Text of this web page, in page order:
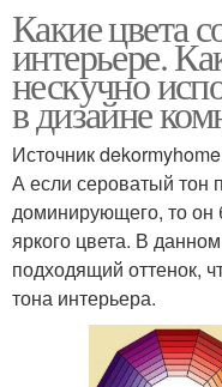
Какие цвета
интерьере.
нескучно
в дизайне
Источник
А если сероватый тон
доминирующего, то он
яркого цвета. В
подходящий оттенок,
тона интерьера.